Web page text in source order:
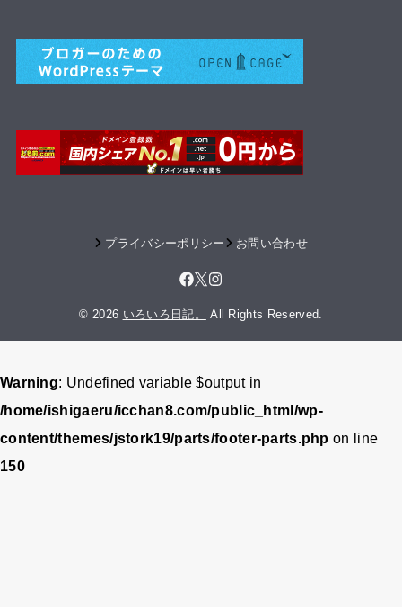
プライバシーポリシー お問い合わせ
© 2026 いろいろ日記。 All Rights Reserved.
Warning: Undefined variable $output in
/home/ishigaeru/icchan8.com/public_html/wp-
content/themes/jstork19/parts/footer-parts.php on line
150